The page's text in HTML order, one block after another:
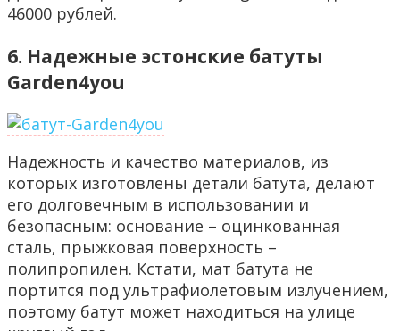
46000 рублей.
6. Надежные эстонские батуты
Garden4you
Надежность и качество материалов, из
которых изготовлены детали батута, делают
его долговечным в использовании и
безопасным: основание – оцинкованная
сталь, прыжковая поверхность –
полипропилен. Кстати, мат батута не
портится под ультрафиолетовым излучением,
поэтому батут может находиться на улице